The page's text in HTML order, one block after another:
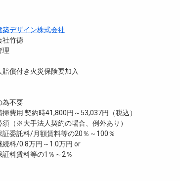
築デザイン株式会社
竹徳
付き火災保険要加入
不要
用 契約時41,800円～53,037円（税込）
※大手法人契約の場合、例外あり）
託料/月額賃料等の20％～100％
料/0.8万円～1.0万円 or
料賃料等の1％～2％